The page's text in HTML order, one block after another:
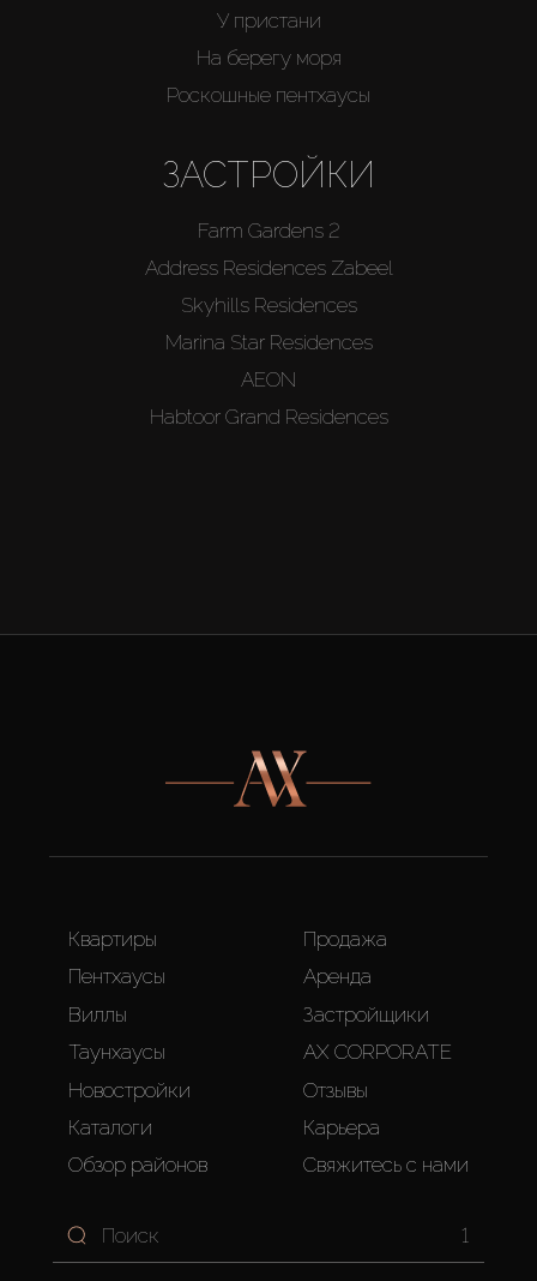
У пристани
На берегу моря
Роскошные пентхаусы
ЗАСТРОЙКИ
Farm Gardens 2
Address Residences Zabeel
Skyhills Residences
Marina Star Residences
AEON
Habtoor Grand Residences
Квартиры
Пентхаусы
Виллы
Таунхаусы
Новостройки
Каталоги
Обзор районов
Продажа
Аренда
Застройщики
AX CORPORATE
Отзывы
Карьера
Свяжитесь с нами
1